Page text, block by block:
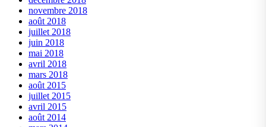
novembre 2018
août 2018
juillet 2018
juin 2018
mai 2018
avril 2018
mars 2018
août 2015
juillet 2015
avril 2015
août 2014